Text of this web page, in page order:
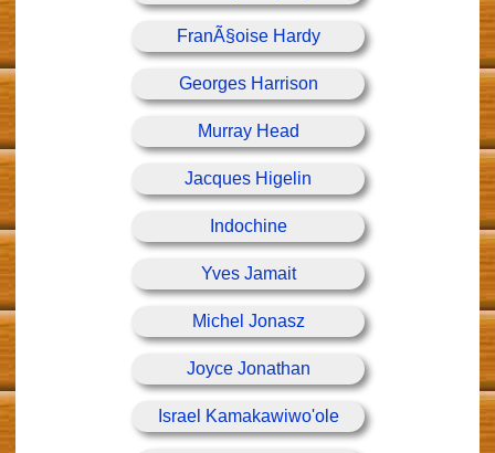
FranÃ§oise Hardy
Georges Harrison
Murray Head
Jacques Higelin
Indochine
Yves Jamait
Michel Jonasz
Joyce Jonathan
Israel Kamakawiwo'ole